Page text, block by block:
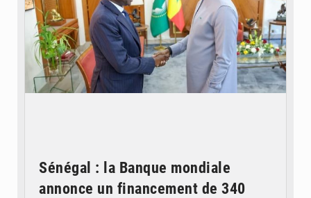
Sénégal : la Banque mondiale
annonce un financement de 340